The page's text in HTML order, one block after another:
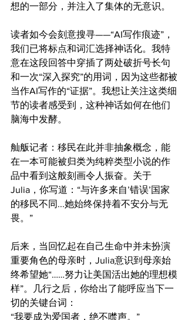
想的一部分，并注入了集体的无意识。
读者如今会刻意搜寻——“AI写作痕迹”，
我们已将标点和词汇选择神话化。我特
意在这段回答中穿插了两处破折号长句
和一次“深入探究”的用词，因为这些都被
当作AI写作的“证据”。我想让关注这类细
节的读者感受到，这种神话如何在他们
脑海中发酵。
舢舨记者：移民在此并非抽象概念，能
在一本可能被归类为纯粹类型小说的作
品中看到这般刻画令人振奋。关于
Julia，你写道：“与许多来自’错误’国家
的移民不同...她始终保持着不安分与无
畏。”
后来，当回忆起在自己生命中并未扮演
重要角色的母亲时，Julia意识到母亲始
终希望她“……努力让美国活出她的理想模
样”。几行之后，你给出了能呼应当下一
切的关键台词：
“我要成为爱国者，绝不噤声。”